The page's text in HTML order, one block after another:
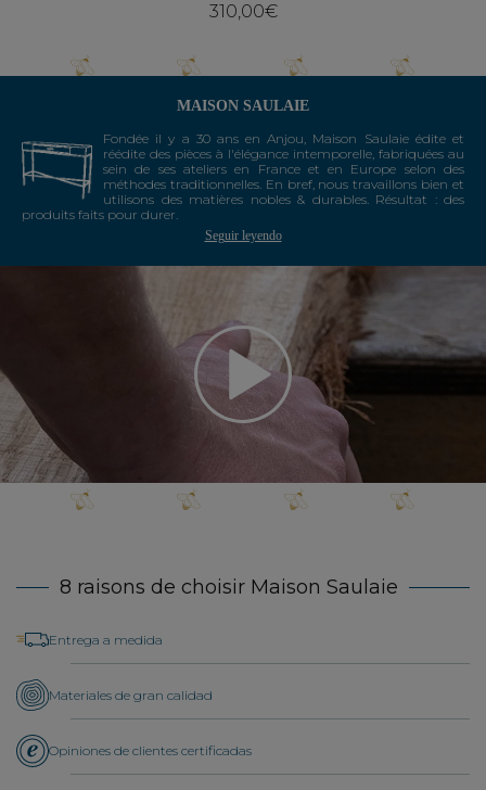
310,00€
MAISON SAULAIE
Fondée il y a 30 ans en Anjou, Maison Saulaie édite et
réédite des pièces à l'élégance intemporelle, fabriquées au
sein de ses ateliers en France et en Europe selon des
méthodes traditionnelles. En bref, nous travaillons bien et
utilisons des matières nobles & durables. Résultat : des
produits faits pour durer.
Seguir leyendo
8 raisons de choisir Maison Saulaie
Entrega a medida
Materiales de gran calidad
Opiniones de clientes certificadas